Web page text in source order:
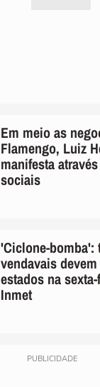
Em meio as
Flamengo, Luiz
manifesta
sociais
'Ciclone-bomba':
vendavais
estados na
Inmet
PUBLICIDADE